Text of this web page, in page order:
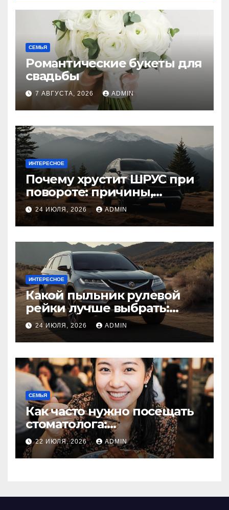
СЕМЬЯ
Романтические букеты для
свадьбы
7 АВГУСТА, 2026 ADMIN
ИНТЕРЕСНОЕ
Почему хрустит ШРУС при
повороте: причины,
диагностика
24 ИЮЛЯ, 2026 ADMIN
ИНТЕРЕСНОЕ
Какой пыльник рулевой
рейки лучше выбрать:
оригинальный или аналог,
резина или полиуретан
24 ИЮЛЯ, 2026 ADMIN
СЕМЬЯ
Как часто нужно посещать
стоматолога:
рекомендации для
здоровья зубов
22 ИЮЛЯ, 2026 ADMIN